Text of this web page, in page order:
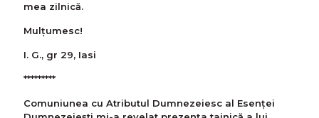
mea zilnică.
Mulţumesc!
I. G., gr 29, Iasi
*********
Comuniunea cu Atributul Dumnezeiesc al Esenței